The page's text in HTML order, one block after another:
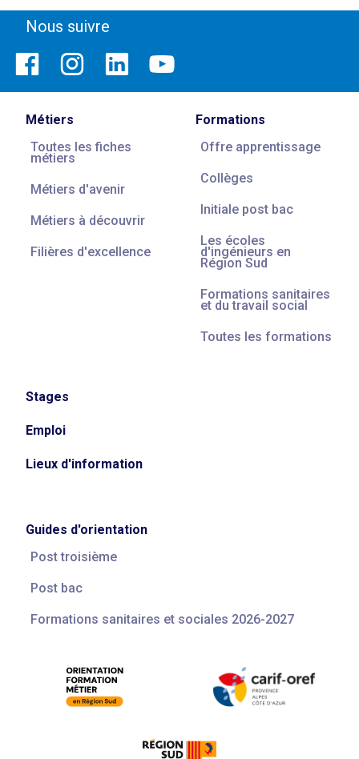
Nous suivre
Métiers
Toutes les fiches
métiers
Métiers d'avenir
Métiers à découvrir
Filières d'excellence
Formations
Offre apprentissage
Collèges
Initiale post bac
Les écoles
d'ingénieurs en
Région Sud
Formations sanitaires
et du travail social
Toutes les formations
Stages
Emploi
Lieux d'information
Guides d'orientation
Post troisième
Post bac
Formations sanitaires et sociales 2026-2027